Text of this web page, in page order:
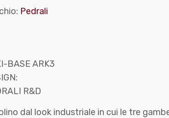
Pedrali
BASE ARK3
R&D
dal look industriale in cui le tre